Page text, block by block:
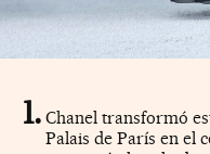
Chanel transformó
Palais de París en el